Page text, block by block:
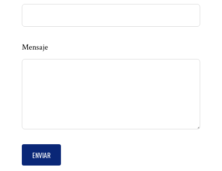
Mensaje
ENVIAR